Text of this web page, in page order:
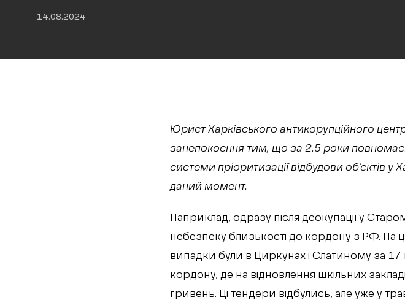
14.08.2024
Юрист Харківського антикорупційного
занепокоєння тим, що за 2.5 роки
системи пріоритизації відбудови об’єктів
даний момент.
Наприклад, одразу після деокупації у
небезпеку близькості до кордону з РФ. На
випадки були в Циркунах і Слатиному за 17
кордону, де на відновлення шкільних
гривень. Ці тендери відбулись, але уже у